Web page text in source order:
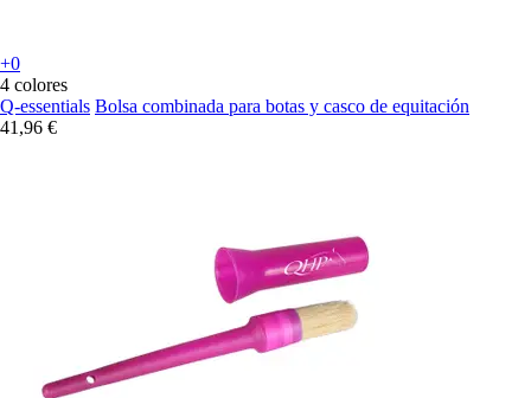
+0
4 colores
Q-essentials Bolsa combinada para botas y casco de equitación
41,96 €